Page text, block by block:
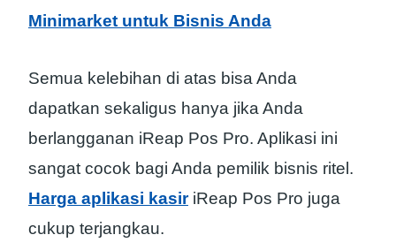
Minimarket untuk Bisnis Anda
Semua kelebihan di atas bisa Anda
dapatkan sekaligus hanya jika Anda
berlangganan iReap Pos Pro. Aplikasi ini
sangat cocok bagi Anda pemilik bisnis ritel.
Harga aplikasi kasiriReap Pos Pro juga
cukup terjangkau.